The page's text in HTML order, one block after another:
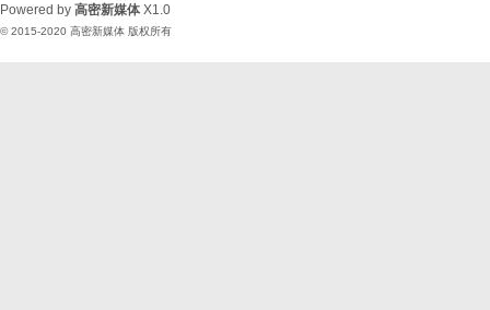
Powered by 高密新媒体 X1.0
© 2015-2020 高密新媒体 版权所有